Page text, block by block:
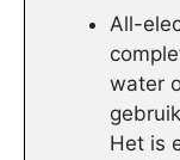
All-
water
Het is